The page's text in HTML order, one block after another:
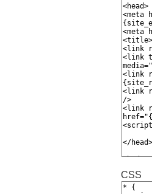
CSS